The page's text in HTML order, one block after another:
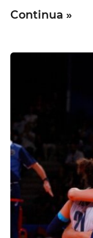
Continua »